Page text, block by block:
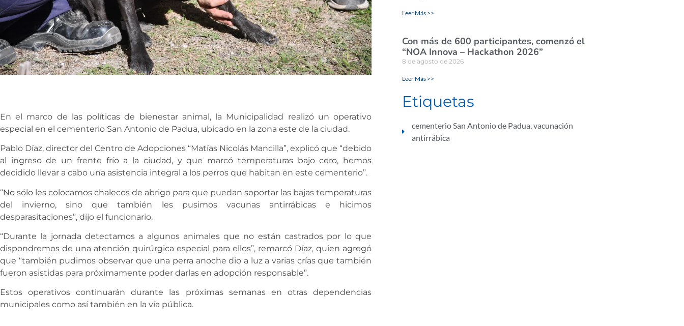
En el marco de las políticas de bienestar animal, la Municipalidad realizó un operativo
especial en el cementerio San Antonio de Padua, ubicado en la zona este de la ciudad.
Pablo Díaz, director del Centro de Adopciones “Matías Nicolás Mancilla”, explicó que “debido
al ingreso de un frente frío a la ciudad, y que marcó temperaturas bajo cero, hemos
decidido llevar a cabo una asistencia integral a los perros que habitan en este cementerio”.
“No sólo les colocamos chalecos de abrigo para que puedan soportar las bajas temperaturas
del invierno, sino que también les pusimos vacunas antirrábicas e hicimos
desparasitaciones”, dijo el funcionario.
“Durante la jornada detectamos a algunos animales que no están castrados por lo que
dispondremos de una atención quirúrgica especial para ellos”, remarcó Díaz, quien agregó
que “también pudimos observar que una perra anoche dio a luz a varias crías que también
fueron asistidas para próximamente poder darlas en adopción responsable”.
Estos operativos continuarán durante las próximas semanas en otras dependencias
municipales como así también en la vía pública.
Leer Más >>
Con más de 600 participantes, comenzó el
“NOA Innova – Hackathon 2026”
8 de agosto de 2026
Leer Más >>
Etiquetas
cementerio San Antonio de Padua,vacunación
antirrábica